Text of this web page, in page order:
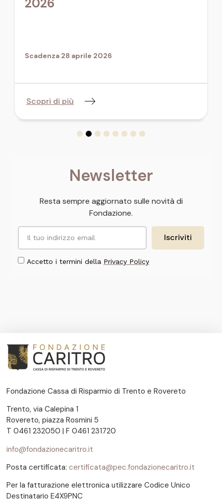
Scadenza 28 aprile 2026
Scopri di più
Newsletter
Resta sempre aggiornato sulle novità di
Fondazione.
Accetto i termini della Privacy Policy
Iscriviti
Fondazione Cassa di Risparmio di Trento e Rovereto
Trento, via Calepina 1
Rovereto, piazza Rosmini 5
T 0461 232050 | F 0461 231720
info@fondazionecaritro.it
Posta certificata: certificata@pec.fondazionecaritro.it
Per la fatturazione elettronica utilizzare Codice Unico
Destinatario E4X9PNC